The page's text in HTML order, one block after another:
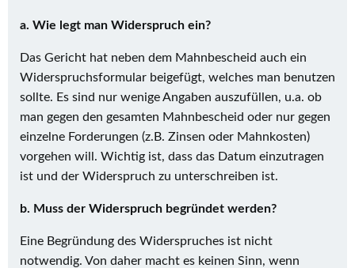
a. Wie legt man Widerspruch ein?
Das Gericht hat neben dem Mahnbescheid auch ein
Widerspruchsformular beigefügt, welches man benutzen
sollte. Es sind nur wenige Angaben auszufüllen, u.a. ob
man gegen den gesamten Mahnbescheid oder nur gegen
einzelne Forderungen (z.B. Zinsen oder Mahnkosten)
vorgehen will. Wichtig ist, dass das Datum einzutragen
ist und der Widerspruch zu unterschreiben ist.
b. Muss der Widerspruch begründet werden?
Eine Begründung des Widerspruches ist nicht
notwendig. Von daher macht es keinen Sinn, wenn